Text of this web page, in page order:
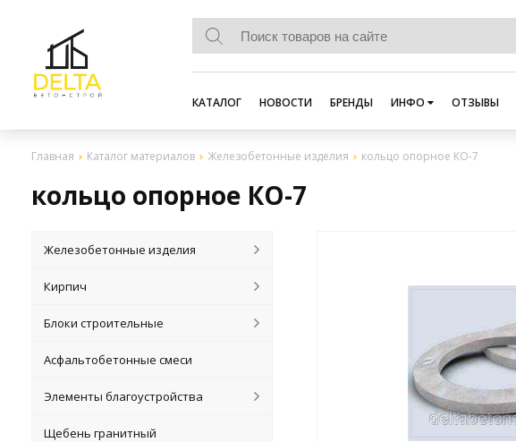
КАТАЛОГ НОВОСТИ БРЕНДЫ ИНФО ОТЗЫВЫ
Главная Каталог материалов Железобетонные изделия кольцо опорное КО-7
кольцо опорное КО-7
Железобетонные изделия
Кирпич
Блоки строительные
Асфальтобетонные смеси
Элементы благоустройства
Щебень гранитный